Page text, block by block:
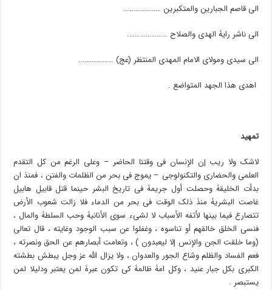
الى قاصم الجبارین والمتکبرین ………………..
الى ناشر رایۀ الهدى والصلاح ………………….
الى سیدی ومولای الامام المهدی المنتظر (عج) ……………….
اهدی هذا الجهد المتواضع .
تمهید
لاشک ولا ریب إن الإنسان فی وقتنا الحاضر – وعلى الرغم من کل التقدم
العلمی والحضاری والتکنولوجی – یموج فی بحر من الظلمات والفتن ، فمنذ ان
بدأت الخلیقۀ وحصلت أول جریمۀ فی تاریخ البشر حینما قتل قابیل هابیل
غاصت البشریۀ منذ ذلک الوقت فی بحر من الدماء فلا زالت شعوب الأرض
تتصارع فیما بینها لأتفه الأسباب لا لشیء سوى الأنانیۀ وحب السلطۀ والمال ،
فنسی الخلق خالقهم أو تناسوه ، وغفلوا عن سبب الوجود وغایته ، قال تعالى
(وما خلقت الجن والإنس إلا لیعبدون ) ، وتعامت أبصارهم عن الحق ونصرته ،
فعم الفساد والظلم وشاع الجور والعدوان ، ولا یزال الله عز وجل یبطش بطشته
الکبرى بکل جبار عنید ، وکل امۀ ظالمۀ کی تکون عبرۀ لمن یعتبر ودلیلا لمن
یستبصر .